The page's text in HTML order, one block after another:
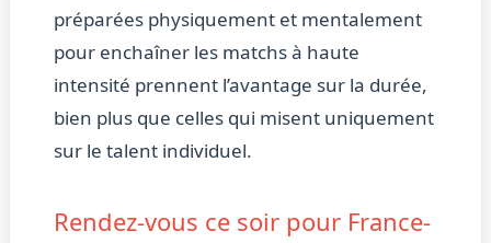
préparées physiquement et mentalement
pour enchaîner les matchs à haute
intensité prennent l’avantage sur la durée,
bien plus que celles qui misent uniquement
sur le talent individuel.
Rendez-vous ce soir pour France-